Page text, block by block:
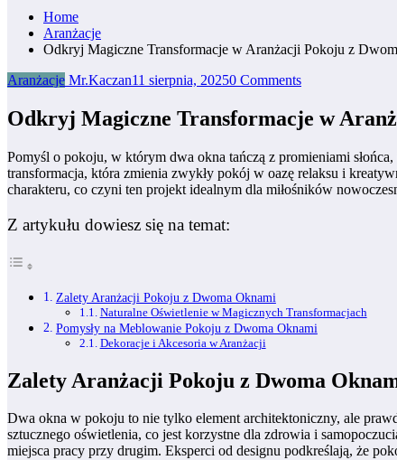
Home
Aranżacje
Odkryj Magiczne Transformacje w Aranżacji Pokoju z
Aranżacje Mr.Kaczan11 sierpnia, 20250 Comments
Odkryj Magiczne Transformacje w
Pomyśl o pokoju, w którym dwa okna tańczą z promieniami
transformacja, która zmienia zwykły pokój w oazę relaksu i
charakteru, co czyni ten projekt idealnym dla miłośników
Z artykułu dowiesz się na temat:
Zalety Aranżacji Pokoju z Dwoma Oknami
Naturalne Oświetlenie w Magicznych Transformacjach
Pomysły na Meblowanie Pokoju z Dwoma Oknami
Dekoracje i Akcesoria w Aranżacji
Zalety Aranżacji Pokoju z Dwoma
Dwa okna w pokoju to nie tylko element architektoniczny, ale
sztucznego oświetlenia, co jest korzystne dla zdrowia i
miejsca pracy przy drugim. Eksperci od designu podkreślają, że